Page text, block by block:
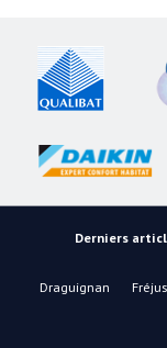
Derniers
Draguignan Fréjus